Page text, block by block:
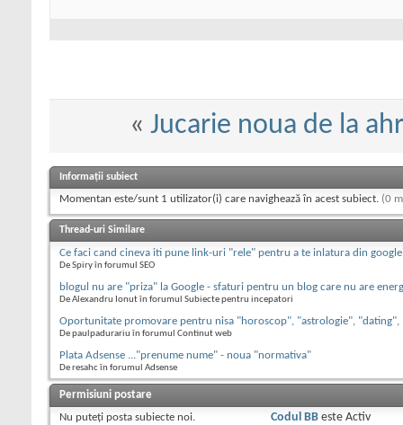
« Jucarie noua de la
Informații subiect
Momentan este/sunt 1 utilizator(i) care navighează în acest subiect. (0
Thread-uri Similare
Ce faci cand cineva iti pune link-uri "rele" pentru a te inlatura din
De Spiry în forumul SEO
blogul nu are "priza" la Google - sfaturi pentru un blog care nu are
De Alexandru Ionut în forumul Subiecte pentru incepatori
Oportunitate promovare pentru nisa "horoscop", "astrologie",
De paulpadurariu în forumul Continut web
Plata Adsense ..."prenume nume" - noua "normativa"
De resahc în forumul Adsense
Permisiuni postare
Nu puteţi posta subiecte noi.
Codul BBeste Activ